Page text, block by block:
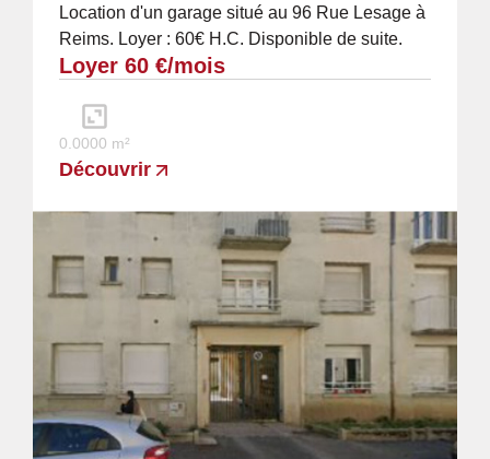
Location d'un garage situé au 96 Rue Lesage à
Reims. Loyer : 60€ H.C. Disponible de suite.
Loyer 60 €/mois
0.0000 m²
Découvrir